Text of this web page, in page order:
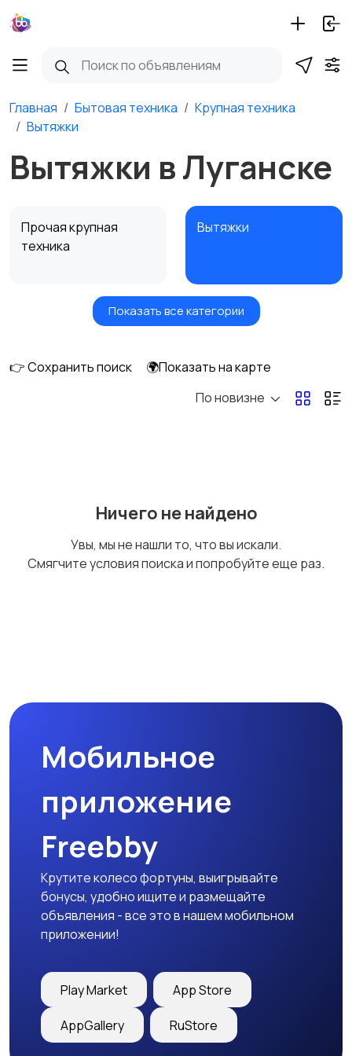
Главная Бытовая техника
Крупная техника
Вытяжки
Вытяжки в Луганске
Прочая крупная
техника
Вытяжки
Посудомоечные
Стиральные машины
Холодильники и
Показать все категории
👉 Сохранить поиск
🌍Показать на карте
По новизне
Ничего не найдено
Увы, мы не нашли то, что вы искали.
Смягчите условия поиска и попробуйте еще раз.
Мобильное
приложение
Freebby
Крутите колесо фортуны, выигрывайте
бонусы, удобно ищите и размещайте
объявления - все это в нашем мобильном
приложении!
Play Market App Store
AppGallery RuStore